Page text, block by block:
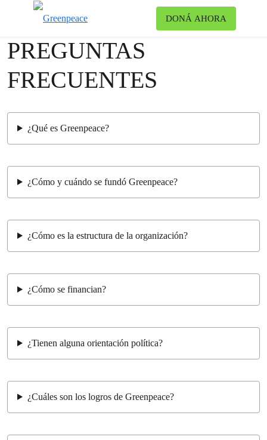
DONÁ AHORA
PREGUNTAS
FRECUENTES
¿Qué es Greenpeace?
¿Cómo y cuándo se fundó Greenpeace?
¿Cómo es la estructura de la organización?
¿Cómo se financian?
¿Tienen alguna orientación política?
¿Cuáles son los logros de Greenpeace?